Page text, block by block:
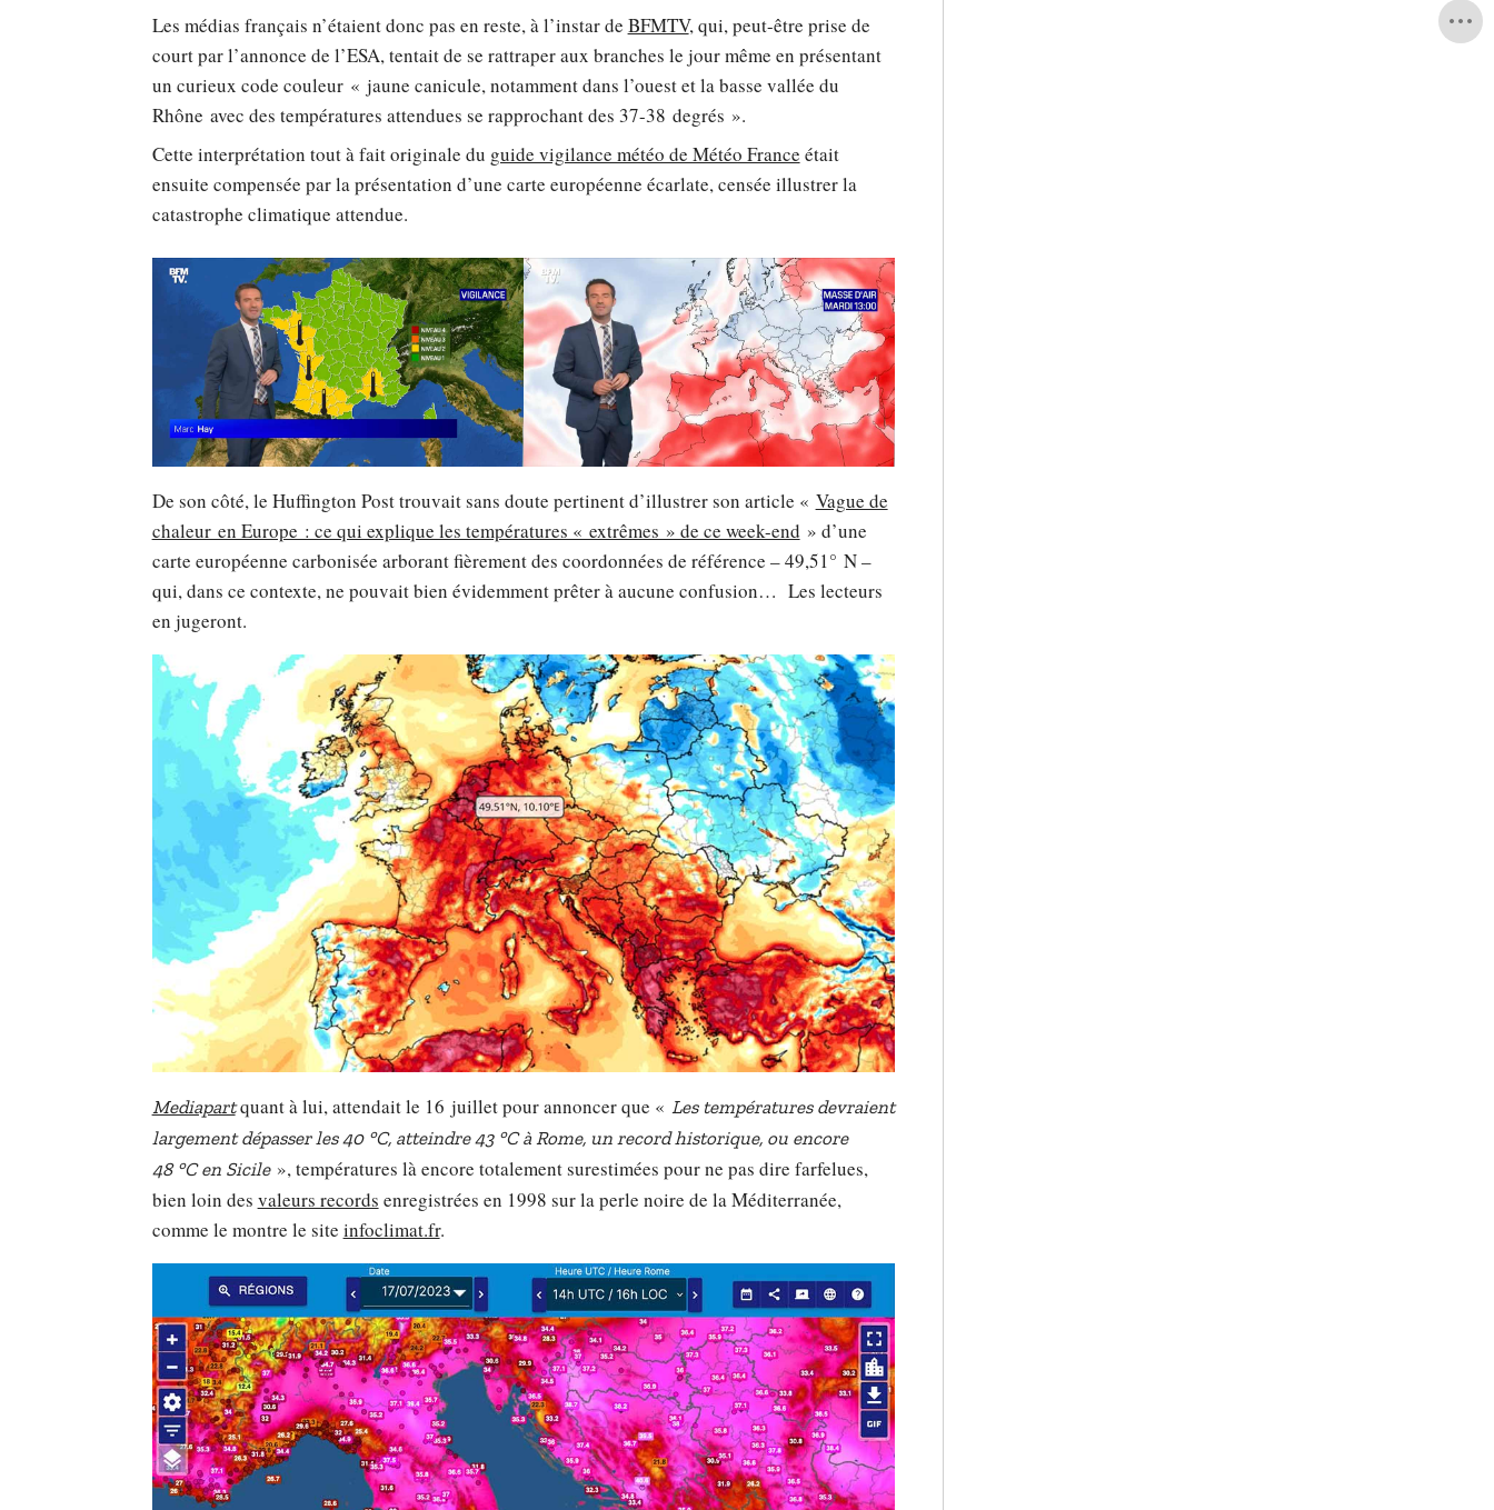
Les médias français n’étaient donc pas en reste, à l’instar de BFMTV, qui, peut-être prise de
court par l’annonce de l’ESA, tentait de se rattraper aux branches le jour même en présentant
un curieux code couleur « jaune canicule, notamment dans l’ouest et la basse vallée du
Rhône avec des températures attendues se rapprochant des 37-38 degrés ».
Cette interprétation tout à fait originale du guide vigilance météo de Météo France était
ensuite compensée par la présentation d’une carte européenne écarlate, censée illustrer la
catastrophe climatique attendue.
De son côté, le Huffington Post trouvait sans doute pertinent d’illustrer son article « Vague de
chaleur en Europe : ce qui explique les températures « extrêmes » de ce week-end » d’une
carte européenne carbonisée arborant fièrement des coordonnées de référence – 49,51° N –
qui, dans ce contexte, ne pouvait bien évidemment prêter à aucune confusion… Les lecteurs
en jugeront.
Mediapartquant à lui, attendait le 16 juillet pour annoncer que « Les températures devraient
largement dépasser les 40 °C, atteindre 43 °C à Rome, un record historique, ou encore
48 °C en Sicile», températures là encore totalement surestimées pour ne pas dire farfelues,
bien loin des valeurs records enregistrées en 1998 sur la perle noire de la Méditerranée,
comme le montre le site infoclimat.fr.